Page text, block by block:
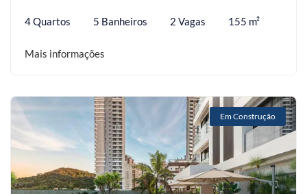
4 Quartos 5 Banheiros 2 Vagas 155 m²
Mais informações
Em Construção